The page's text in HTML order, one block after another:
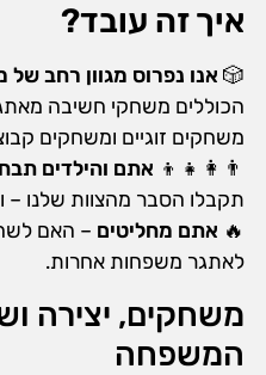
איך זה עובד?
🎲 אנו נפרוס מגוון רחב
הכוללים משחקי חשיבה
משחקים זוגיים ומשחקים
👨‍👩‍👧‍👦 אתם והילדים
תקבלו הסבר מהצוות שלנו –
🔥 אתם מחליטים – האם
לאתגר משפחות אחרות.
משחקים, יצירה
המשפחה